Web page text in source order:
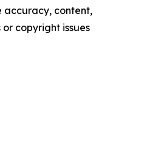
accuracy, content,
copyright issues